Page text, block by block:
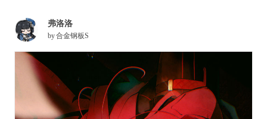
弗洛洛
by合金钢板S